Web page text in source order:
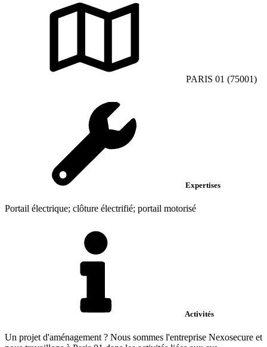
PARIS 01 (75001)
Expertises
Portail électrique; clôture électrifié; portail motorisé
Activités
Un projet d'aménagement ? Nous sommes l'entreprise Nexosecure et